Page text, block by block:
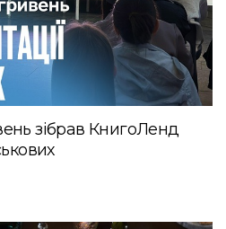
зібрав КнигоЛенд